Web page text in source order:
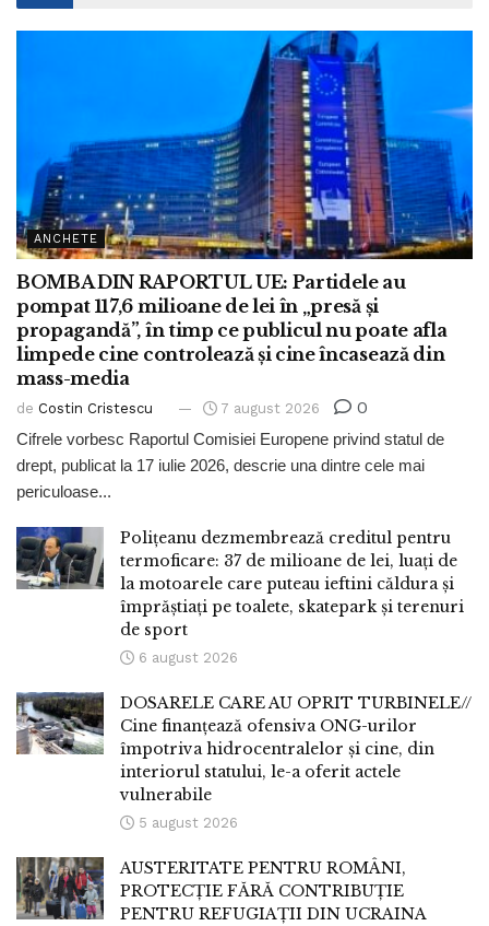
ANCHETE
BOMBA DIN RAPORTUL UE: Partidele au
pompat 117,6 milioane de lei în „presă și
propagandă”, în timp ce publicul nu poate afla
limpede cine controlează și cine încasează din
mass-media
de Costin Cristescu 7 august 2026 0
Cifrele vorbesc Raportul Comisiei Europene privind statul de
drept, publicat la 17 iulie 2026, descrie una dintre cele mai
periculoase...
Polițeanu dezmembrează creditul pentru
termoficare: 37 de milioane de lei, luați de
la motoarele care puteau ieftini căldura și
împrăștiați pe toalete, skatepark și terenuri
de sport
6 august 2026
DOSARELE CARE AU OPRIT TURBINELE//
Cine finanțează ofensiva ONG-urilor
împotriva hidrocentralelor și cine, din
interiorul statului, le-a oferit actele
vulnerabile
5 august 2026
AUSTERITATE PENTRU ROMÂNI,
PROTECȚIE FĂRĂ CONTRIBUȚIE
PENTRU REFUGIAȚII DIN UCRAINA